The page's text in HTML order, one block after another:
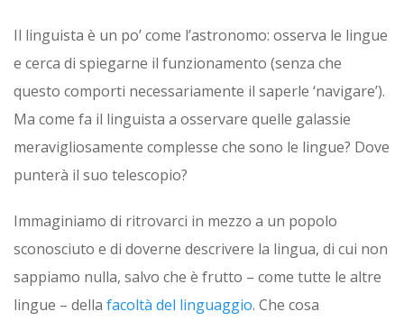
Il linguista è un po’ come l’astronomo: osserva le lingue
e cerca di spiegarne il funzionamento (senza che
questo comporti necessariamente il saperle ‘navigare’).
Ma come fa il linguista a osservare quelle galassie
meravigliosamente complesse che sono le lingue? Dove
punterà il suo telescopio?
Immaginiamo di ritrovarci in mezzo a un popolo
sconosciuto e di doverne descrivere la lingua, di cui non
sappiamo nulla, salvo che è frutto – come tutte le altre
lingue – della facoltà del linguaggio. Che cosa